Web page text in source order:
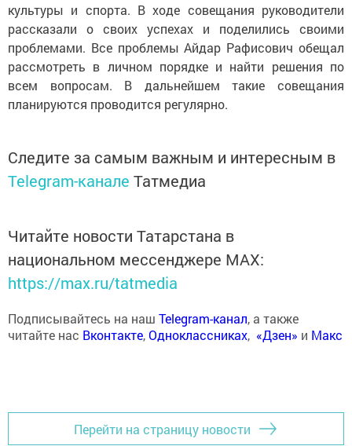
культуры и спорта. В ходе совещания руководители
рассказали о своих успехах и поделились своими
проблемами. Все проблемы Айдар Рафисович обещал
рассмотреть в личном порядке и найти решения по
всем вопросам. В дальнейшем такие совещания
планируются проводится регулярно.
Следите за самым важным и интересным в
Telegram-канале Татмедиа
Читайте новости Татарстана в
национальном мессенджере MАХ:
https://max.ru/tatmedia
Подписывайтесь на наш Telegram-канал, а также
читайте нас Вконтакте,Одноклассниках, «Дзен» и Макс
Перейти на страницу новости